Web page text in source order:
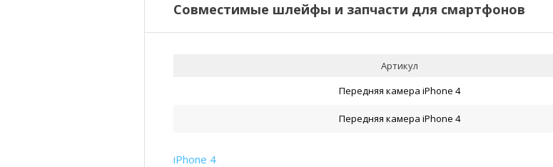
Совместимые шлейфы и запчасти для смартфонов
Артикул
Передняя камера iPhone 4
Передняя камера iPhone 4
iPhone 4